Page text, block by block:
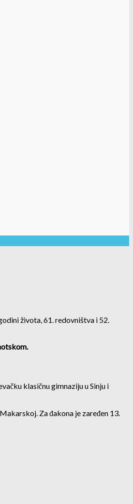
života, 61. redovništva i 52.
klasičnu gimnaziju u Sinju i
Za đakona je zaređen 13.